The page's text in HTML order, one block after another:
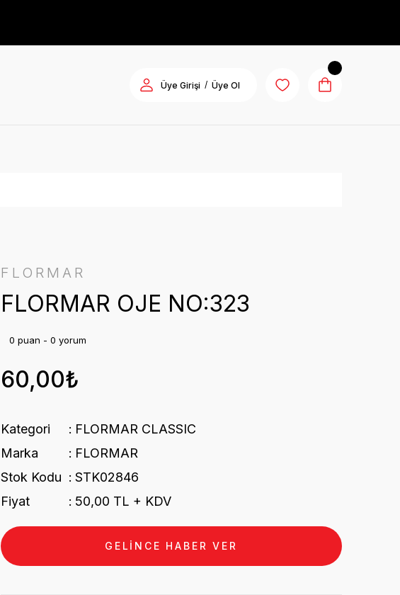
Üye Girişi / Üye Ol
FLORMAR
FLORMAR OJE NO:323
0 puan - 0 yorum
60,00₺
Kategori
FLORMAR CLASSIC
Marka
FLORMAR
Stok Kodu
STK02846
Fiyat
50,00 TL + KDV
GELİNCE HABER VER